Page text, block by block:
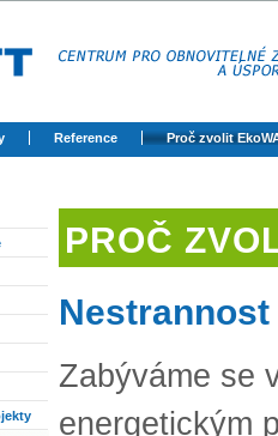
Reference Proč zvolit
PROČ
Zabýváme se
energetickým